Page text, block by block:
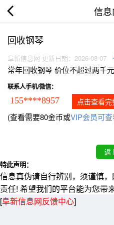
信
回收钢琴
阜新信息网 更新日期：2026-08-07
常年回收钢琴 价位不超过两千元
联系人手机/微信：
155****8957 点击查看完
(查看需要80金币或VIP会员可查
特此声明：
信息真伪请自行辨别，须谨慎
责任! 希望我们的平台能为您带
[阜新信息网反馈中心]